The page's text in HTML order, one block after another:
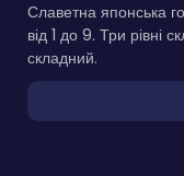
Славетна японська
від 1 до 9. Три рівні
складний.